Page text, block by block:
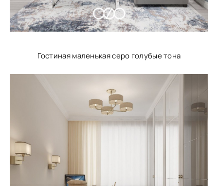
Гостиная маленькая серо голубые тона